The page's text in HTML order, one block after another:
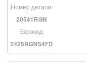
Номер детали:
20541RGN
Еврокод:
2425RGNS4FD